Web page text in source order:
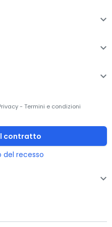
a chiave a



- Termini e condizioni
contratto
del recesso
